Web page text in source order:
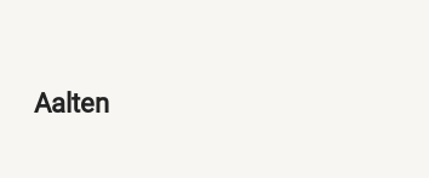
Aalten